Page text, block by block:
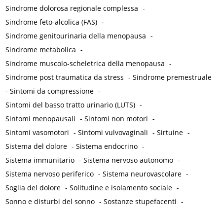
Sindrome dolorosa regionale complessa -
Sindrome feto-alcolica (FAS) -
Sindrome genitourinaria della menopausa -
Sindrome metabolica -
Sindrome muscolo-scheletrica della menopausa -
Sindrome post traumatica da stress -Sindrome premestruale
-Sintomi da compressione -
Sintomi del basso tratto urinario (LUTS) -
Sintomi menopausali -Sintomi non motori -
Sintomi vasomotori -Sintomi vulvovaginali -Sirtuine -
Sistema del dolore -Sistema endocrino -
Sistema immunitario -Sistema nervoso autonomo -
Sistema nervoso periferico -Sistema neurovascolare -
Soglia del dolore -Solitudine e isolamento sociale -
Sonno e disturbi del sonno -Sostanze stupefacenti -